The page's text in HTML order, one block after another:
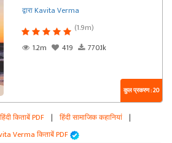
द्वारा Kavita Verma
(1.9m)
1.2m
419 770.1k
कुल प्रकरण : 20
हिंदी किताबें PDF | हिंदी सामाजिक कहानियां |
Verma किताबें PDF